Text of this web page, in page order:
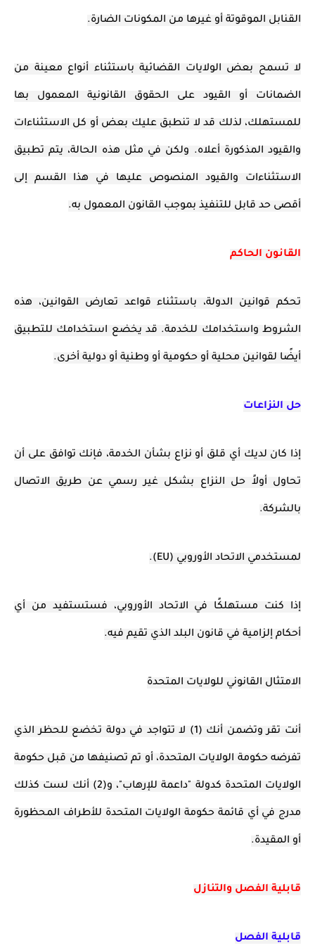
القنابل الموقوتة أو غيرها من المكونات الضارة.
لا تسمح بعض الولايات القضائية باستثناء أنواع معينة من
الضمانات أو القيود على الحقوق القانونية المعمول بها
للمستهلك، لذلك قد لا تنطبق عليك بعض أو كل الاستثناءات
والقيود المذكورة أعلاه. ولكن في مثل هذه الحالة، يتم تطبيق
الاستثناءات والقيود المنصوص عليها في هذا القسم إلى
أقصى حد قابل للتنفيذ بموجب القانون المعمول به.
القانون الحاكم
تحكم قوانين الدولة، باستثناء قواعد تعارض القوانين، هذه
الشروط واستخدامك للخدمة. قد يخضع استخدامك للتطبيق
أيضًا لقوانين محلية أو حكومية أو وطنية أو دولية أخرى.
حل النزاعات
إذا كان لديك أي قلق أو نزاع بشأن الخدمة، فإنك توافق على أن
تحاول أولاً حل النزاع بشكل غير رسمي عن طريق الاتصال
بالشركة.
لمستخدمي الاتحاد الأوروبي (EU).
إذا كنت مستهلكًا في الاتحاد الأوروبي، فستستفيد من أي
أحكام إلزامية في قانون البلد الذي تقيم فيه.
الامتثال القانوني للولايات المتحدة
أنت تقر وتضمن أنك (1) لا تتواجد في دولة تخضع للحظر الذي
تفرضه حكومة الولايات المتحدة، أو تم تصنيفها من قبل حكومة
الولايات المتحدة كدولة "داعمة للإرهاب"، و(2) أنك لست كذلك
مدرج في أي قائمة حكومة الولايات المتحدة للأطراف المحظورة
أو المقيدة.
قابلية الفصل والتنازل
قابلية الفصل